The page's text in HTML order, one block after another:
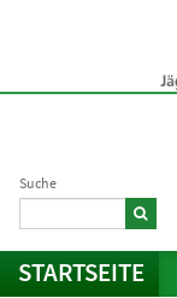
Suche
STARTSEITE